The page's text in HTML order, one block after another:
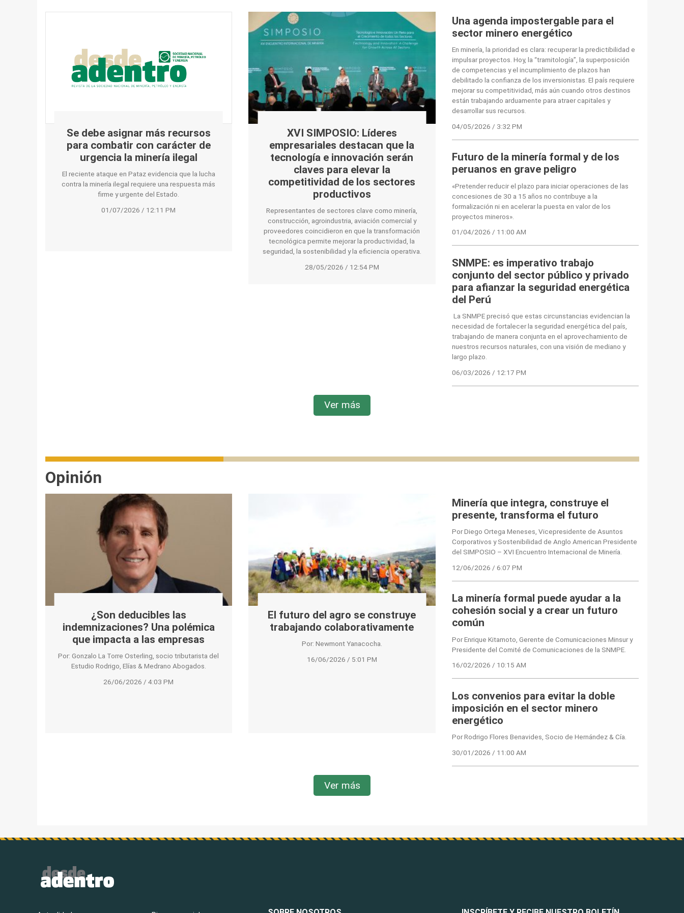
Se debe asignar más recursos
para combatir con carácter de
urgencia la minería ilegal
El reciente ataque en Pataz evidencia que la lucha
contra la minería ilegal requiere una respuesta más
firme y urgente del Estado.
01/07/2026 / 12:11 PM
XVI SIMPOSIO: Líderes
empresariales destacan que la
tecnología e innovación serán
claves para elevar la
competitividad de los sectores
productivos
Representantes de sectores clave como minería,
construcción, agroindustria, aviación comercial y
proveedores coincidieron en que la transformación
tecnológica permite mejorar la productividad, la
seguridad, la sostenibilidad y la eficiencia operativa.
28/05/2026 / 12:54 PM
Una agenda impostergable para el
sector minero energético
En minería, la prioridad es clara: recuperar la predictibilidad e
impulsar proyectos. Hoy, la “tramitología”, la superposición
de competencias y el incumplimiento de plazos han
debilitado la confianza de los inversionistas. El país requiere
mejorar su competitividad, más aún cuando otros destinos
están trabajando arduamente para atraer capitales y
desarrollar sus recursos.
04/05/2026 / 3:32 PM
Futuro de la minería formal y de los
peruanos en grave peligro
«Pretender reducir el plazo para iniciar operaciones de las
concesiones de 30 a 15 años no contribuye a la
formalización ni en acelerar la puesta en valor de los
proyectos mineros».
01/04/2026 / 11:00 AM
SNMPE: es imperativo trabajo
conjunto del sector público y privado
para afianzar la seguridad energética
del Perú
La SNMPE precisó que estas circunstancias evidencian la
necesidad de fortalecer la seguridad energética del país,
trabajando de manera conjunta en el aprovechamiento de
nuestros recursos naturales, con una visión de mediano y
largo plazo.
06/03/2026 / 12:17 PM
Ver más
Opinión
¿Son deducibles las
indemnizaciones? Una polémica
que impacta a las empresas
Por: Gonzalo La Torre Osterling, socio tributarista del
Estudio Rodrigo, Elías & Medrano Abogados.
26/06/2026 / 4:03 PM
El futuro del agro se construye
trabajando colaborativamente
Por: Newmont Yanacocha.
16/06/2026 / 5:01 PM
Minería que integra, construye el
presente, transforma el futuro
Por Diego Ortega Meneses, Vicepresidente de Asuntos
Corporativos y Sostenibilidad de Anglo American Presidente
del SIMPOSIO – XVI Encuentro Internacional de Minería.
12/06/2026 / 6:07 PM
La minería formal puede ayudar a la
cohesión social y a crear un futuro
común
Por Enrique Kitamoto, Gerente de Comunicaciones Minsur y
Presidente del Comité de Comunicaciones de la SNMPE.
16/02/2026 / 10:15 AM
Los convenios para evitar la doble
imposición en el sector minero
energético
Por Rodrigo Flores Benavides, Socio de Hernández & Cía.
30/01/2026 / 11:00 AM
Ver más